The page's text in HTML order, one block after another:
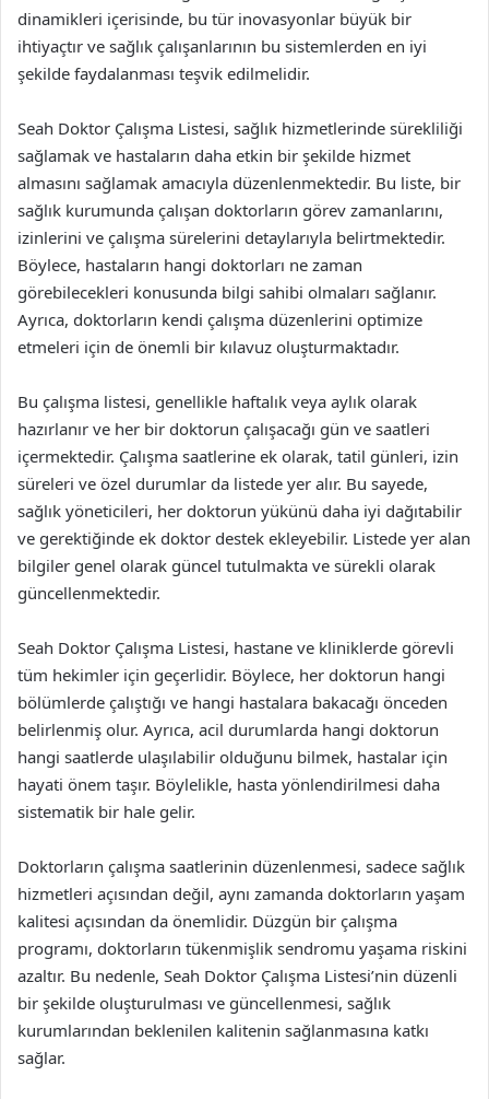
dinamikleri içerisinde, bu tür inovasyonlar büyük bir
ihtiyaçtır ve sağlık çalışanlarının bu sistemlerden en iyi
şekilde faydalanması teşvik edilmelidir.
Seah Doktor Çalışma Listesi, sağlık hizmetlerinde sürekliliği
sağlamak ve hastaların daha etkin bir şekilde hizmet
almasını sağlamak amacıyla düzenlenmektedir. Bu liste, bir
sağlık kurumunda çalışan doktorların görev zamanlarını,
izinlerini ve çalışma sürelerini detaylarıyla belirtmektedir.
Böylece, hastaların hangi doktorları ne zaman
görebilecekleri konusunda bilgi sahibi olmaları sağlanır.
Ayrıca, doktorların kendi çalışma düzenlerini optimize
etmeleri için de önemli bir kılavuz oluşturmaktadır.
Bu çalışma listesi, genellikle haftalık veya aylık olarak
hazırlanır ve her bir doktorun çalışacağı gün ve saatleri
içermektedir. Çalışma saatlerine ek olarak, tatil günleri, izin
süreleri ve özel durumlar da listede yer alır. Bu sayede,
sağlık yöneticileri, her doktorun yükünü daha iyi dağıtabilir
ve gerektiğinde ek doktor destek ekleyebilir. Listede yer alan
bilgiler genel olarak güncel tutulmakta ve sürekli olarak
güncellenmektedir.
Seah Doktor Çalışma Listesi, hastane ve kliniklerde görevli
tüm hekimler için geçerlidir. Böylece, her doktorun hangi
bölümlerde çalıştığı ve hangi hastalara bakacağı önceden
belirlenmiş olur. Ayrıca, acil durumlarda hangi doktorun
hangi saatlerde ulaşılabilir olduğunu bilmek, hastalar için
hayati önem taşır. Böylelikle, hasta yönlendirilmesi daha
sistematik bir hale gelir.
Doktorların çalışma saatlerinin düzenlenmesi, sadece sağlık
hizmetleri açısından değil, aynı zamanda doktorların yaşam
kalitesi açısından da önemlidir. Düzgün bir çalışma
programı, doktorların tükenmişlik sendromu yaşama riskini
azaltır. Bu nedenle, Seah Doktor Çalışma Listesi’nin düzenli
bir şekilde oluşturulması ve güncellenmesi, sağlık
kurumlarından beklenilen kalitenin sağlanmasına katkı
sağlar.